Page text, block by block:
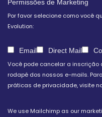
Permissões de Marketing
Por favor selecione como você
Evolution:
Email Direct Mail
Você pode cancelar a inscrição
rodapé dos nossos e-mails.
práticas de privacidade, visite
We use Mailchimp as our